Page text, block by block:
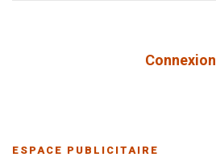
Connexion
ESPACE PUBLICITAIRE